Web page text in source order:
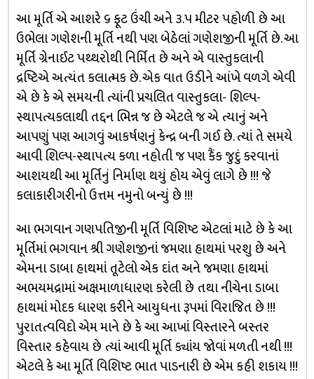
આ મૂર્તિ એ આશરે ૬ ફૂટ ઉંચી અને ૩.૫ મીટર પહોળી છે આ
ઉભેલા ગણેશની મૂર્તિ નથી પણ બેઠેલાં ગણેશજીની મૂર્તિ છે. આ
મૂર્તિ ગ્રેનાઈટ પથ્થરોથી નિર્મિત છે અને એ વાસ્તુકલાની
દ્રષ્ટિએ અત્યંત કલાત્મક છે. એક વાત ઉડીને આંખે વળગે એવી
એ છે કે એ સમયની ત્યાંની પ્રચલિત વાસ્તુકલા- શિલ્પ-
સ્થાપત્યકલાથી તદ્દન ભિન્ન જ છે એટલે જ એ ત્યાનું અને
આપણું પણ આગવું આકર્ષણનું કેન્દ્ર બની ગઈ છે. ત્યાં તે સમયે
આવી શિલ્પ-સ્થાપત્ય કળા નહોતી જ પણ કૈંક જુદું કરવાનાં
આશયથી આ મૂર્તિનું નિર્માણ થયું હોય એવું લાગે છે !!! જે
કલાકારીગરીનો ઉત્તમ નમુનો બન્યું છે !!!
આ ભગવાન ગણપતિજીની મૂર્તિ વિશિષ્ટ એટલાં માટે છે કે આ
મૂર્તિમાં ભગવાન શ્રી ગણેશજીનાં જમણા હાથમાં પરશુ છે અને
એમના ડાબા હાથમાં તૂટેલો એક દાંત અને જમણા હાથમાં
અભયમદ્રામાં અક્ષમાળાધારણ કરેલી છે તથા નીચેના ડાબા
હાથમાં મોદક ધારણ કરીને આયુધના રૂપમાં વિરાજિત છે !!!
પુરાતત્વવિદો એમ માને છે કે આ આખાં વિસ્તારને બસ્તર
વિસ્તાર કહેવાય છે ત્યાં આવી મૂર્તિ ક્યાંય જોવાં મળતી નથી !!!
એટલે કે આ મૂર્તિ વિશિષ્ટ ભાત પાડનારી છે એમ કહી શકાય !!!